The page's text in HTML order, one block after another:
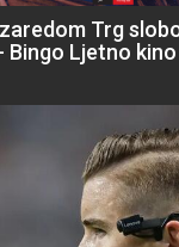
Trg
Bingo Ljetno